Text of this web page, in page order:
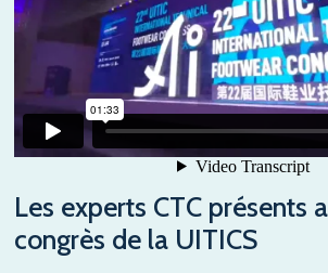
Les experts CTC présents
congrès de la UITICS